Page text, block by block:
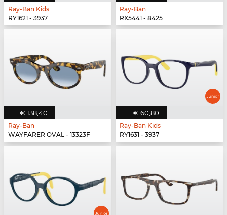
Ray-Ban Kids
RY1621 - 3937
Ray-Ban
RX5441 - 8425
€ 138,40
Ray-Ban
WAYFARER OVAL - 13323F
€ 60,80
Ray-Ban Kids
RY1631 - 3937